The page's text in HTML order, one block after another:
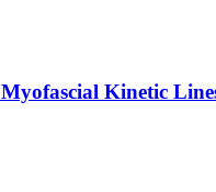
Kinetic